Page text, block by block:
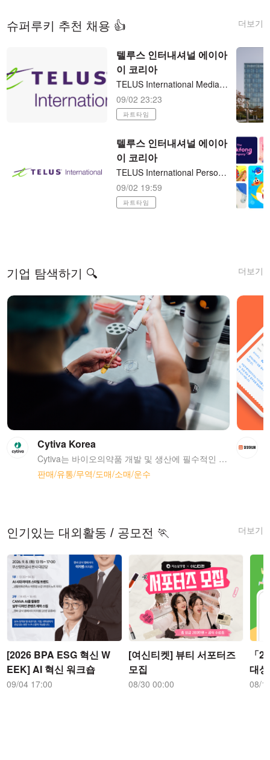
더보기
슈퍼루키 추천 채용 👍
텔루스 인터내셔널 에이아
이 코리아
TELUS International Media Search Analyst - Korean (KR) 재택 파트타임 (직장병행 가능)
09/02 23:23
파트타임
텔루스 인터내셔널 에이아
이 코리아
TELUS International Personalized Internet Ads Assessor 재택근무 (시간당/15달러)
09/02 19:59
파트타임
더보기
기업 탐색하기 🔍
Cytiva Korea
Cytiva는 바이오의약품 개발 및 생산에 필수적인 핵심 기술과 서비스를 제공하는 글로벌 생명과학 선도기업입니다. 우리는 1911년에 스웨덴에서 설립된 Pharmacia의 전통을 계승하고 있으며, 현재 전 세계 40개국에서 8,000여 명의 직원이 혁신적인 치료법 개발을 통해 인류의 건강을 증진시키고자 하는 비전을 향해 노력하고 있습니다. 미국 FDA 승인 바이오의약품 중 75%가 Cytiva의 기술을 바탕으로 개발되었으며, 단백질 정제의 대명사인 ÄKTA와 Amersham, Biacore, HyClone, Whatman, Xcellerex, Xuri 등의 글로벌 No.1 브랜드를 지속적으로 발전시켜 의약품 개발에 중추적인 역할을 담당하고 있습니다. 세계가 주목하는 한국 바이오 시장에서 Cytiva와 함께 성장하실 여러분을 기다립니다.
판매/유통/무역/도매/소매/운수
더보기
인기있는 대외활동 / 공모전 🏃
[2026 BPA ESG 혁신 W
EEK] AI 혁신 워크숍
09/04 17:00
[여신티켓] 뷰티 서포터즈
모집
08/30 00:00
「
대
08/